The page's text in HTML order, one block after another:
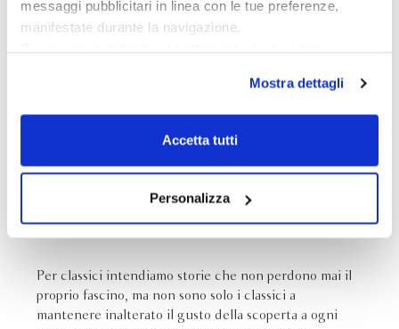
messaggi pubblicitari in linea con le tue preferenze,
manifestate durante la navigazione.
scelte privacy sui cookie, ti invitiamo a prendere visione
dell’informativa cookie.
Chiudendo il banner tramite la “X” prosegui la
dei soli cookie tecnici. Selezionando “Accetta tutti” presti
il tuo consenso alla profilazione che potrai revocare in
ogni momentoRevoca
Mostra dettagli
Accetta tutti
Personalizza
INTRAMONTABILI
Per classici intendiamo storie che non perdono mai il
proprio fascino, ma non sono solo i classici a
mantenere inalterato il gusto della scoperta a ogni